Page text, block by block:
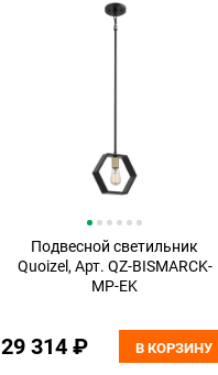
Подвесной светильник
Quoizel, Арт. QZ-BISMARCK-
MP-EK
29 314 ₽ В КОРЗИНУ